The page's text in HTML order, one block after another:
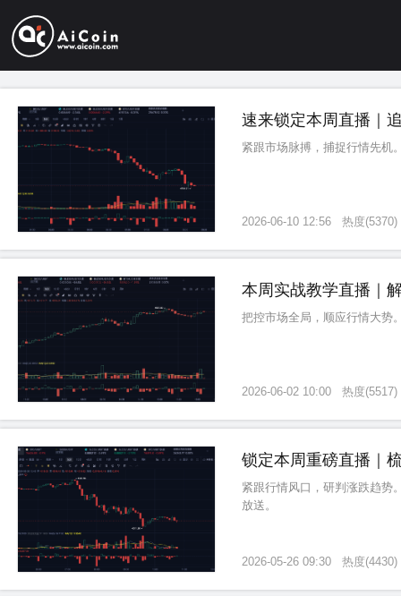
速来锁定本周直播｜
紧跟市场脉搏，捕捉行情先机
2026-06-10 12:56 热度(5370)
本周实战教学直播｜
把控市场全局，顺应行情大势
2026-06-02 10:00 热度(5517)
锁定本周重磅直播｜
紧跟行情风口，研判涨跌趋势
放送。
2026-05-26 09:30 热度(4430)